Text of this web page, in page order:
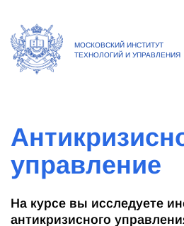
МОСКОВСКИЙ ИНСТИТУТ
ТЕХНОЛОГИЙ И УПРАВЛЕНИЯ
управление
На курсе вы исследуете
антикризисного